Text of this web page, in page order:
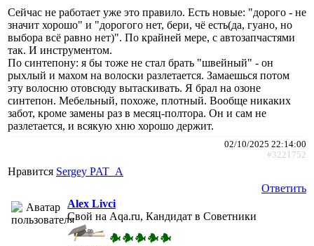
Сейчас не работает уже это правило. Есть новые: "дорого - не
значит хорошо" и "дорогого нет, бери, чё есть(да, гуано, но
выбора всё равно нет)". По крайней мере, с автозапчастями
так. И инструментом.
По синтепону: я бы тоже не стал брать "швейный" - он
рыхлый и махом на волоски разлетается. Замаешься потом
эту волосню отовсюду вытаскивать. Я брал на озоне
синтепон. Мебельный, похоже, плотный. Вообще никаких
забот, кроме замены раз в месяц-полтора. Он и сам не
разлетается, и всякую хню хорошо держит.
02/10/2025 22:14:00
#3221752
Нравится Sergey PAT_A
Ответить
Alex Livci
Свой на Aqa.ru, Кандидат в Советники